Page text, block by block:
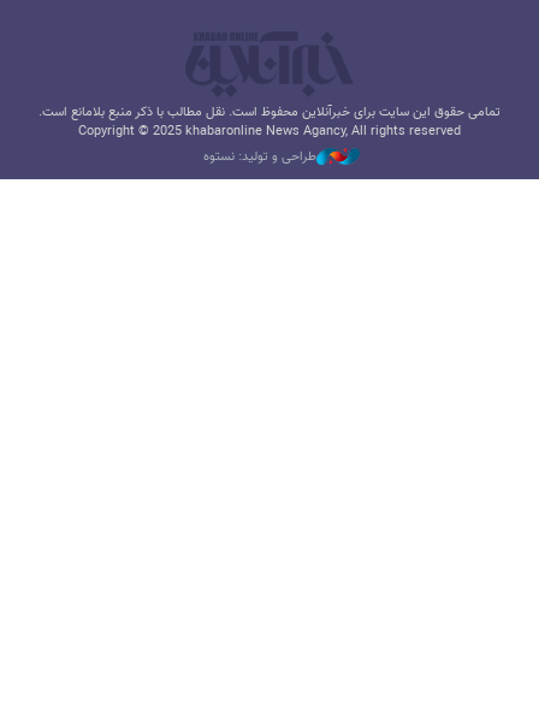
تمامی حقوق این سایت برای خبرآنلاین محفوظ است. نقل مطالب با ذکر منبع بلامانع است.
Copyright © 2025 khabaronline News Agancy, All rights reserved
طراحی و تولید: نستوه